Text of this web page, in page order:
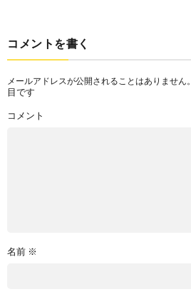
コメントを書く
メールアドレスが公開されることはありません。
目です
コメント
名前 ※